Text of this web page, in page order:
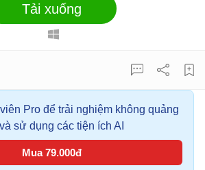
Tải xuống
Pro để trải nghiệm không quảng
sử dụng các tiện ích AI
Mua 79.000đ